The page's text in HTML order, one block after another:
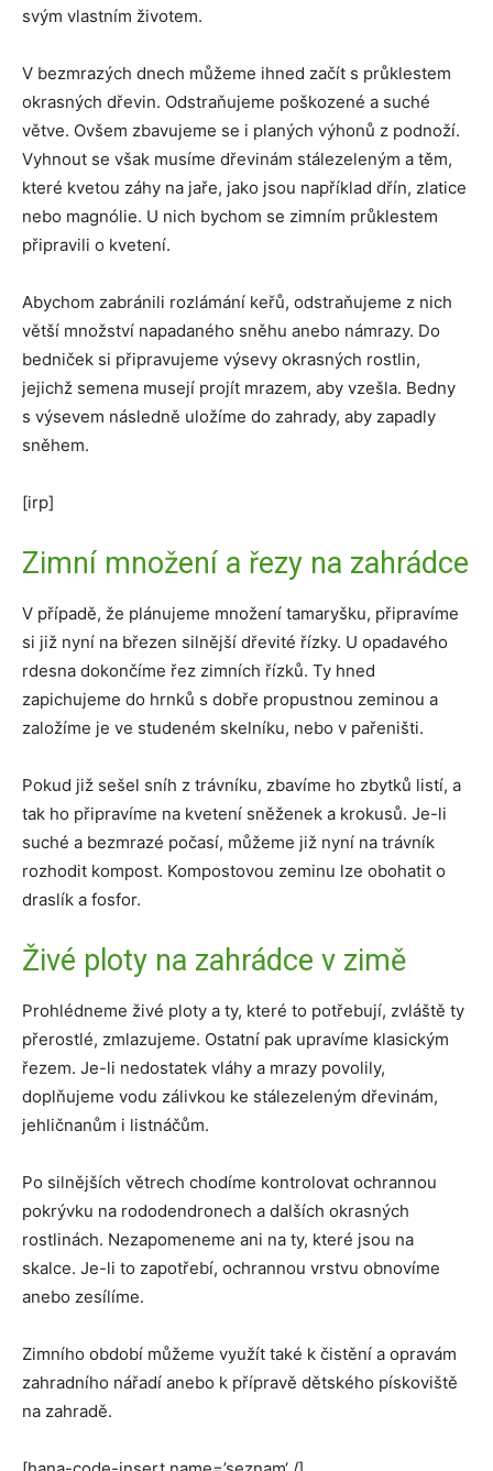
svým vlastním životem.
V bezmrazých dnech můžeme ihned začít s průklestem
okrasných dřevin. Odstraňujeme poškozené a suché
větve. Ovšem zbavujeme se i planých výhonů z podnoží.
Vyhnout se však musíme dřevinám stálezeleným a těm,
které kvetou záhy na jaře, jako jsou například dřín, zlatice
nebo magnólie. U nich bychom se zimním průklestem
připravili o kvetení.
Abychom zabránili rozlámání keřů, odstraňujeme z nich
větší množství napadaného sněhu anebo námrazy. Do
bedniček si připravujeme výsevy okrasných rostlin,
jejichž semena musejí projít mrazem, aby vzešla. Bedny
s výsevem následně uložíme do zahrady, aby zapadly
sněhem.
[irp]
Zimní množení a řezy na zahrádce
V případě, že plánujeme množení tamaryšku, připravíme
si již nyní na březen silnější dřevité řízky. U opadavého
rdesna dokončíme řez zimních řízků. Ty hned
zapichujeme do hrnků s dobře propustnou zeminou a
založíme je ve studeném skelníku, nebo v pařeništi.
Pokud již sešel sníh z trávníku, zbavíme ho zbytků listí, a
tak ho připravíme na kvetení sněženek a krokusů. Je-li
suché a bezmrazé počasí, můžeme již nyní na trávník
rozhodit kompost. Kompostovou zeminu lze obohatit o
draslík a fosfor.
Živé ploty na zahrádce v zimě
Prohlédneme živé ploty a ty, které to potřebují, zvláště ty
přerostlé, zmlazujeme. Ostatní pak upravíme klasickým
řezem. Je-li nedostatek vláhy a mrazy povolily,
doplňujeme vodu zálivkou ke stálezeleným dřevinám,
jehličnanům i listnáčům.
Po silnějších větrech chodíme kontrolovat ochrannou
pokrývku na rododendronech a dalších okrasných
rostlinách. Nezapomeneme ani na ty, které jsou na
skalce. Je-li to zapotřebí, ochrannou vrstvu obnovíme
anebo zesílíme.
Zimního období můžeme využít také k čistění a opravám
zahradního nářadí anebo k přípravě dětského pískoviště
na zahradě.